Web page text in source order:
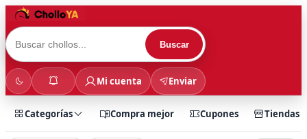
Buscar
Mi cuenta Enviar
Categorías Compra mejor Cupones Tiendas